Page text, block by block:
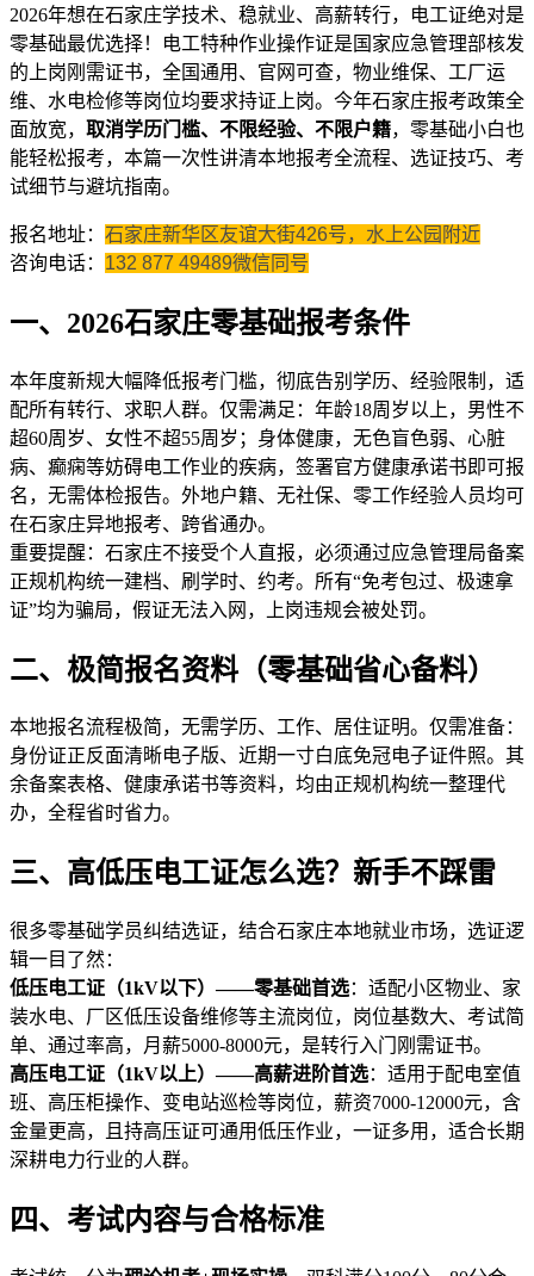
2026年想在石家庄学技术、稳就业、高薪转行，电工证绝对是
零基础最优选择！电工特种作业操作证是国家应急管理部核发
的上岗刚需证书，全国通用、官网可查，物业维保、工厂运
维、水电检修等岗位均要求持证上岗。今年石家庄报考政策全
面放宽， 取消学历门槛、不限经验、不限户籍，零基础小白也
能轻松报考，本篇一次性讲清本地报考全流程、选证技巧、考
试细节与避坑指南。
报名地址： 石家庄新华区友谊大街426号，水上公园附近
咨询电话： 132 877 49489微信同号
一、2026石家庄零基础报考条件
本年度新规大幅降低报考门槛，彻底告别学历、经验限制，适
配所有转行、求职人群。仅需满足：年龄18周岁以上，男性不
超60周岁、女性不超55周岁；身体健康，无色盲色弱、心脏
病、癫痫等妨碍电工作业的疾病，签署官方健康承诺书即可报
名，无需体检报告。外地户籍、无社保、零工作经验人员均可
在石家庄异地报考、跨省通办。
重要提醒：石家庄不接受个人直报，必须通过应急管理局备案
正规机构统一建档、刷学时、约考。所有“免考包过、极速拿
证”均为骗局，假证无法入网，上岗违规会被处罚。
二、极简报名资料（零基础省心备料）
本地报名流程极简，无需学历、工作、居住证明。仅需准备：
身份证正反面清晰电子版、近期一寸白底免冠电子证件照。其
余备案表格、健康承诺书等资料，均由正规机构统一整理代
办，全程省时省力。
三、高低压电工证怎么选？新手不踩雷
很多零基础学员纠结选证，结合石家庄本地就业市场，选证逻
辑一目了然：
低压电工证（1kV以下）——零基础首选：适配小区物业、家
装水电、厂区低压设备维修等主流岗位，岗位基数大、考试简
单、通过率高，月薪5000-8000元，是转行入门刚需证书。
高压电工证（1kV以上）——高薪进阶首选：适用于配电室值
班、高压柜操作、变电站巡检等岗位，薪资7000-12000元，含
金量更高，且持高压证可通用低压作业，一证多用，适合长期
深耕电力行业的人群。
四、考试内容与合格标准